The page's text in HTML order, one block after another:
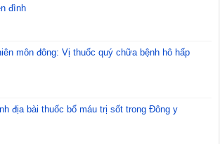
đình
môn đông: Vị thuốc quý chữa bệnh hô hấp
địa bài thuốc bổ máu trị sốt trong Đông y